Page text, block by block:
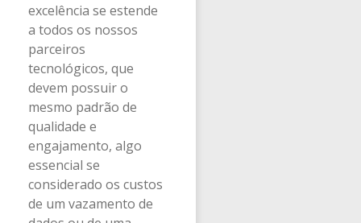
excelência se estende
a todos os nossos
parceiros
tecnológicos, que
devem possuir o
mesmo padrão de
qualidade e
engajamento, algo
essencial se
considerado os custos
de um vazamento de